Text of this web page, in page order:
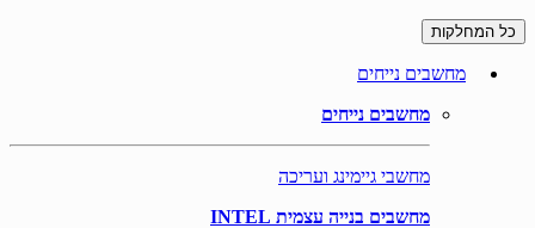
כל המחלקות
מחשבים נייחים
מחשבים נייחים
מחשבי גיימינג ועריכה
מחשבים בנייה עצמית INTEL